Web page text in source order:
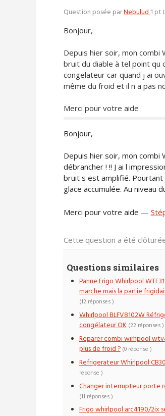
Question posée parNebulud1 pt
Bonjour,
Depuis hier soir, mon combi
bruit du diable à tel point qu
congelateur car quand j ai
même du froid et il n a pas
Merci pour votre aide
Bonjour,
Depuis hier soir, mon combi
débrancher ! !! J ai l
bruit s est amplifié. Pourtant
glace accumulée. Au niveau
Merci pour votre aide —
Cette question a été
Questions similaires
Panne Frigo Whirlpool
marche mais la partie
(12 réponses )
Whirlpool BLFV8102W
congélateur OK (22 réponses )
Reparer combi wirhpool
plus de froid ? (0 réponse )
Refrigerateur Whirlpool
réponse )
Changer interrupteur porte
(11 réponses )
Frigo whirlpool arc4190/2ix